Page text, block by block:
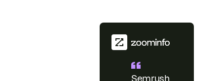
Semrush